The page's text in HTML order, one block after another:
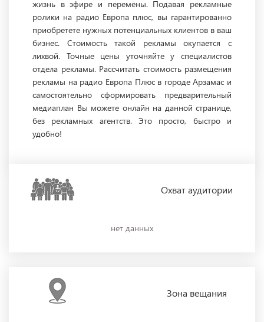
жизнь в эфире и перемены. Подавая рекламные
ролики на радио Европа плюс, вы гарантированно
приобретете нужных потенциальных клиентов в ваш
бизнес. Стоимость такой рекламы окупается с
лихвой. Точные цены уточняйте у специалистов
отдела рекламы. Рассчитать стоимость размещения
рекламы на радио Европа Плюс в городе Арзамас и
самостоятельно сформировать предварительный
медиаплан Вы можете онлайн на данной странице,
без рекламных агентств. Это просто, быстро и
удобно!
Охватаудитории
нет данных
Зона вещания